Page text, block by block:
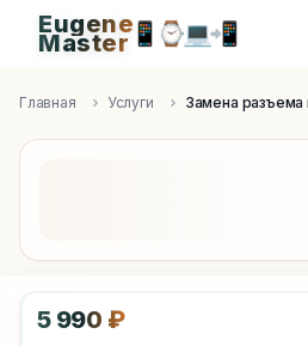
Apple Diagnostics &
Eugene
Master📱 ⌚💻📲
Главная Услуги Замена разъема
5 990 ₽